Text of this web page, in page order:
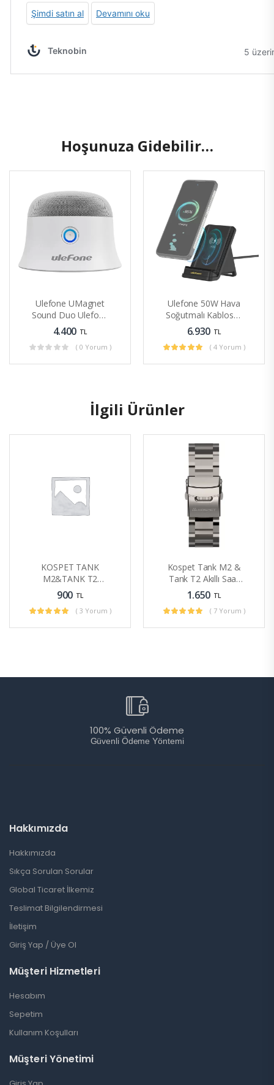
Hoşunuza Gidebilir…
Ulefone UMagnet
Sound Duo Ulefone
Manyetik Hoparlör
Bluetooth Hoparlör
Desteği
4.400 TL
( 0 Yorum )
Ulefone 50W Hava
Soğutmalı Kablosuz
Şarj Standı Akım
Korumalı
6.930 TL
( 4 Yorum )
İlgili Ürünler
KOSPET TANK
M2&TANK T2
Smartwatch 22mm
Manyetik Kayış
900 TL
( 3 Yorum )
Kospet Tank M2 &
Tank T2 Akıllı Saat
Için 22mm
Paslanmaz Çelik
Kordon
1.650 TL
( 7 Yorum )
100% Güvenli Ödeme
Güvenli Ödeme Yöntemi
Hakkımızda
Hakkımızda
Sıkça Sorulan Sorular
Global Ticaret İlkemiz
Teslimat Bilgilendirmesi
İletişim
Giriş Yap / Üye Ol
Müşteri Hizmetleri
Hesabım
Sepetim
Kullanım Koşulları
Müşteri Yönetimi